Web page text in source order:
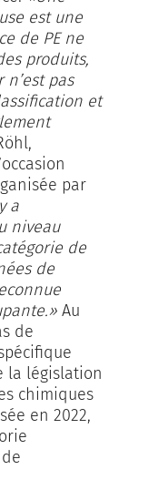
est une
de PE ne
produits,
pas
et
par
a
niveau
de
de
Au
de
la législation
chimiques
en 2022,